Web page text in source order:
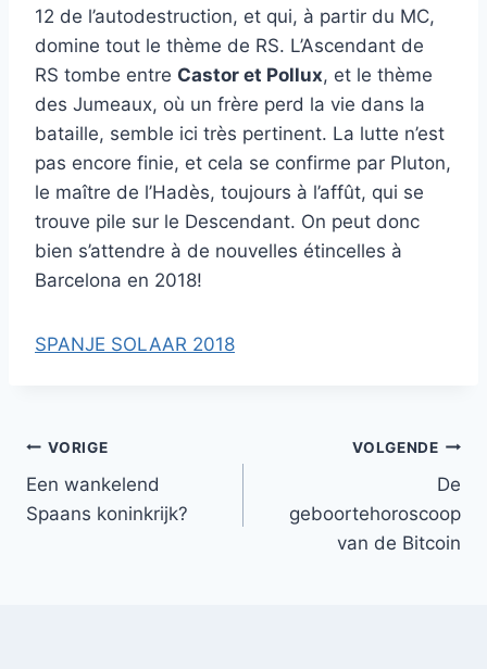
12 de l’autodestruction, et qui, à partir du MC,
domine tout le thème de RS. L’Ascendant de
RS tombe entre Castor et Pollux, et le thème
des Jumeaux, où un frère perd la vie dans la
bataille, semble ici très pertinent. La lutte n’est
pas encore finie, et cela se confirme par Pluton,
le maître de l’Hadès, toujours à l’affût, qui se
trouve pile sur le Descendant. On peut donc
bien s’attendre à de nouvelles étincelles à
Barcelona en 2018!
SPANJE SOLAAR 2018
Bericht
navigatie
VORIGE
Een wankelend
Spaans koninkrijk?
VOLGENDE
De
geboortehoroscoop
van de Bitcoin